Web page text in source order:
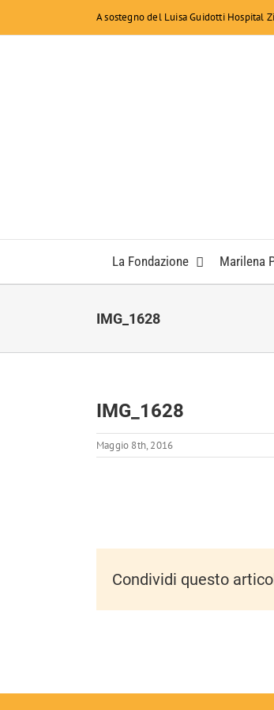
al
A sostegno del Luisa Guidotti Hospital
La Fondazione Marilena
IMG_1628
IMG_1628
Maggio 8th, 2016
Condividi questo